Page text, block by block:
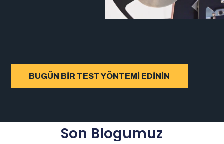
BUGÜN BIR TEST YÖNTEMI EDININ
Son Blogumuz